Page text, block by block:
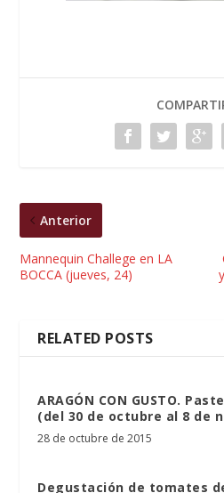
Anterior
Mannequin Challege en LA
BOCCA (jueves, 24)
RELATED POSTS
ARAGÓN CON GUSTO.
(del 30 de octubre al 8 de
28 de octubre de 2015
Degustación de tomates